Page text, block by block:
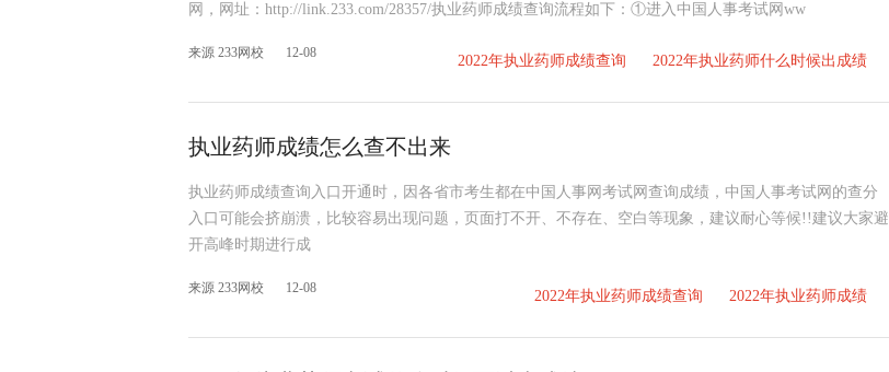
网，网址：http://link.233.com/28357/执业药师成绩查询流程如下：①进入中国人事考试网ww
来源 233网校 12-08 2022年执业药师成绩查询 2022年执业药师什么时候出成绩
执业药师成绩怎么查不出来
执业药师成绩查询入口开通时，因各省市考生都在中国人事网考试网查询成绩，中国人事考试网的查分
入口可能会挤崩溃，比较容易出现问题，页面打不开、不存在、空白等现象，建议耐心等候!!建议大家避
开高峰时期进行成
来源 233网校 12-08 2022年执业药师成绩查询 2022年执业药师成绩